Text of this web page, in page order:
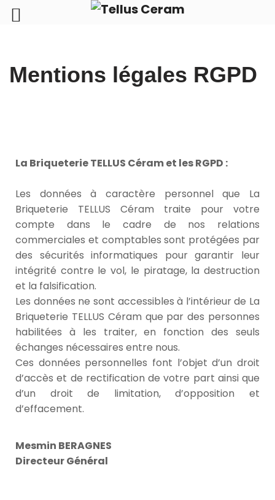
au
Mentions légales RGPD
La Briqueterie TELLUS Céram et les RGPD :
Les données à caractère personnel que La
Briqueterie TELLUS Céram traite pour votre
compte dans le cadre de nos relations
commerciales et comptables sont protégées par
des sécurités informatiques pour garantir leur
intégrité contre le vol, le piratage, la destruction
et la falsification.
Les données ne sont accessibles à l’intérieur de La
Briqueterie TELLUS Céram que par des personnes
habilitées à les traiter, en fonction des seuls
échanges nécessaires entre nous.
Ces données personnelles font l’objet d’un droit
d’accès et de rectification de votre part ainsi que
d’un droit de limitation, d’opposition et
d’effacement.
Mesmin BERAGNES
Directeur Général